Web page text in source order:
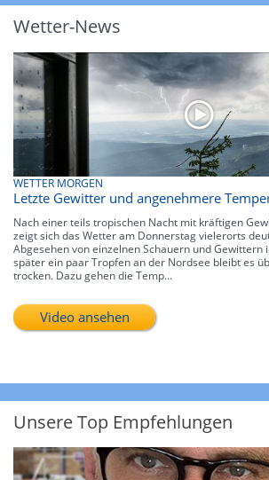
Wetter-News
WETTER MORGEN
Letzte Gewitter und angenehmere
Nach einer teils tropischen Nacht mit kräftigen
zeigt sich das Wetter am Donnerstag vielerorts
Abgesehen von einzelnen Schauern und Gewittern
später ein paar Tropfen an der Nordsee bleibt es
trocken. Dazu gehen die Temp...
Video ansehen
Unsere Top Empfehlungen